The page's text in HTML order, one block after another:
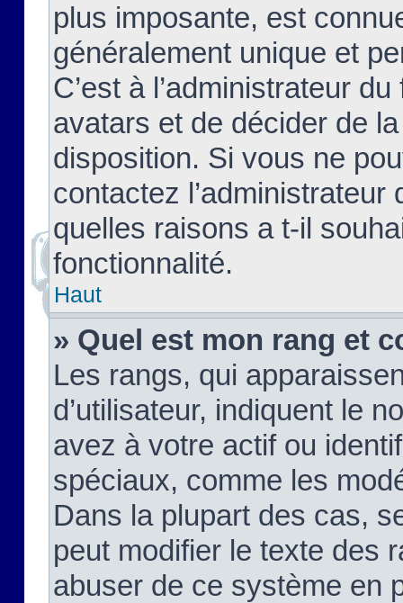
plus imposante, est
généralement unique et
C’est à l’administrateur
avatars et de décider de
disposition. Si vous ne
contactez
quelles raisons a t-il
fonctionnalité.
Haut
» Quel est mon rang et
Les rangs, qui
d’utilisateur, indiquent le
avez à votre actif ou
spéciaux, comme les
Dans la plupart des cas,
peut modifier le texte des
abuser de ce système en